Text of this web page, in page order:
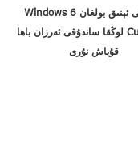
Windows 6 تۆشۈكى ئېنىق بولغان
لوڭقا ساندۇقى ئەرزان باھا Custom |
قۇياش نۇرى